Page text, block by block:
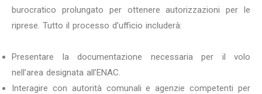
burocratico prolungato per ottenere autorizzazioni per le
riprese. Tutto il processo d’ufficio includerà:
Presentare la documentazione necessaria per il volo
nell’area designata all’ENAC.
Interagire con autorità comunali e agenzie competenti per